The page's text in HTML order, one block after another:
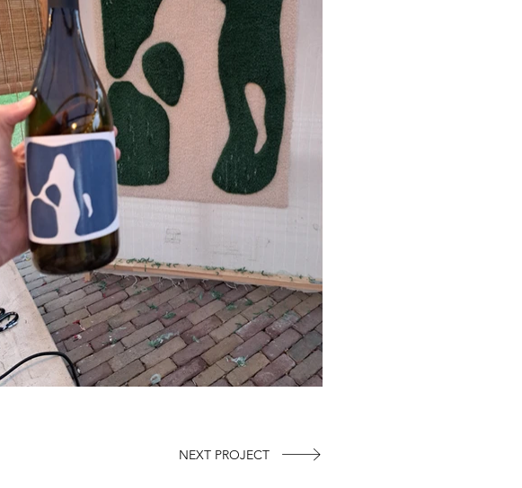
NEXT PROJECT